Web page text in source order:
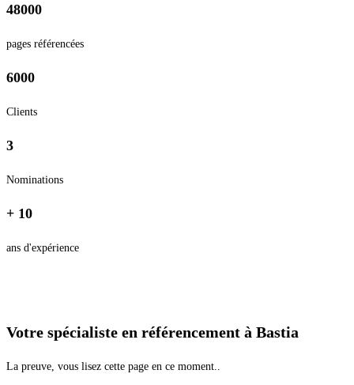
48000
pages référencées
6000
Clients
3
Nominations
+ 10
ans d'expérience
Votre spécialiste en référencement à Bastia
La preuve, vous lisez cette page en ce moment..